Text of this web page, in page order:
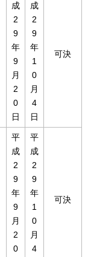
成
2
9
年
9
月
2
0
日
成
2
9
年
1
0
月
4
日
可決
平
成
2
9
年
9
月
2
0
平
成
2
9
年
1
0
月
4
可決